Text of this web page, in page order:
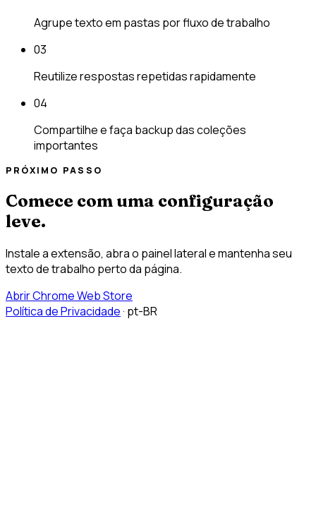
Agrupe texto em pastas por fluxo de trabalho
03
Reutilize respostas repetidas rapidamente
04
Compartilhe e faça backup das coleções
importantes
PRÓXIMO PASSO
Comece com uma configuração
leve.
Instale a extensão, abra o painel lateral e mantenha seu
texto de trabalho perto da página.
Abrir Chrome Web Store
Política de Privacidade· pt-BR